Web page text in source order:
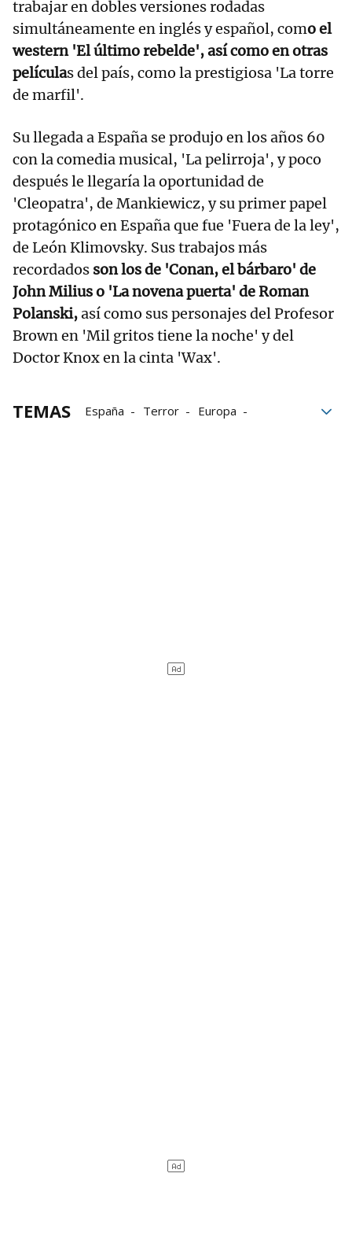
trabajar en dobles versiones rodadas
simultáneamente en inglés y español, como el
western 'El último rebelde', así como en otras
películas del país, como la prestigiosa 'La torre
de marfil'.
Su llegada a España se produjo en los años 60
con la comedia musical, 'La pelirroja', y poco
después le llegaría la oportunidad de
'Cleopatra', de Mankiewicz, y su primer papel
protagónico en España que fue 'Fuera de la ley',
de León Klimovsky. Sus trabajos más
recordados son los de 'Conan, el bárbaro' de
John Milius o 'La novena puerta' de Roman
Polanski,así como sus personajes del Profesor
Brown en 'Mil gritos tiene la noche' y del
Doctor Knox en la cinta 'Wax'.
TEMAS España Terror
Europa